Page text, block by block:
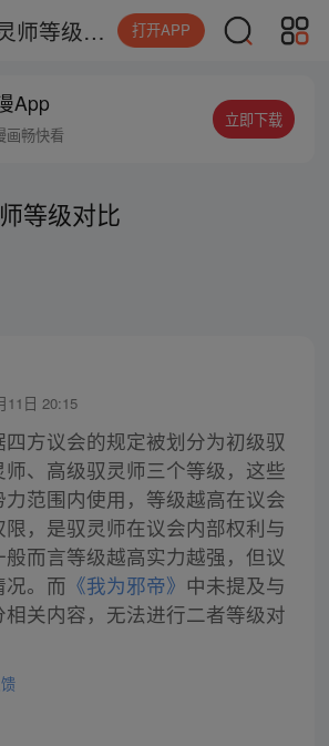
我为邪帝驭灵师等级对比 打开APP
App
画畅快看
立即下载
等级对比
11日 20:15
四方议会的规定被划分为初级驭
、高级驭灵师三个等级，这些
范围内使用，等级越高在议会
，是驭灵师在议会内部权利与
而言等级越高实力越强，但议
况。而 《我为邪帝》 中未提及与
关内容，无法进行二者等级对